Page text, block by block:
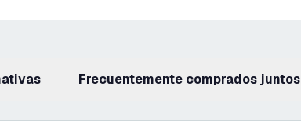
Frecuentemente comprados juntos